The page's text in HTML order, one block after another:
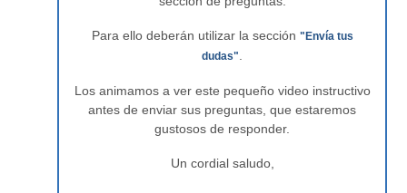
Para ello deberán utilizar la sección "Envía tus
dudas".
Los animamos a ver este pequeño video instructivo
antes de enviar sus preguntas, que estaremos
gustosos de responder.
Un cordial saludo,